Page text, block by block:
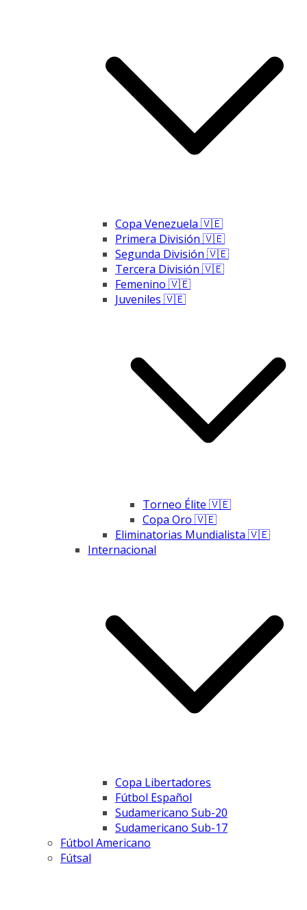
Copa Venezuela 🇻🇪
Primera División 🇻🇪
Segunda División 🇻🇪
Tercera División 🇻🇪
Femenino 🇻🇪
Juveniles 🇻🇪
Torneo Élite 🇻🇪
Copa Oro 🇻🇪
Eliminatorias Mundialista 🇻🇪
Internacional
Copa Libertadores
Fútbol Español
Sudamericano Sub-20
Sudamericano Sub-17
Fútbol Americano
Fútsal